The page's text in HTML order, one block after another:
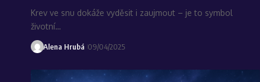
Krev ve snu dokáže vyděsit i zaujmout – je to symbol
životní…
Alena Hrubá 09/04/2025